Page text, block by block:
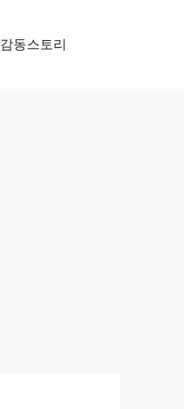
감동스토리